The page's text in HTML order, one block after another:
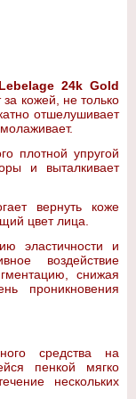
24k Gold
кожей, не только
отшелушивает
плотной упругой
и выталкивает
вернуть коже
цвет лица.
эластичности и
воздействие
снижая
проникновения
средства на
пенкой мягко
нескольких